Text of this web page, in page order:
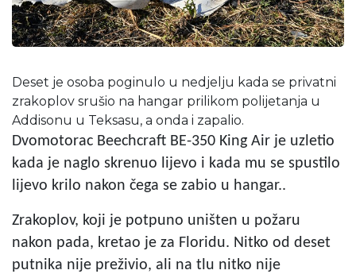
Deset je osoba poginulo u nedjelju kada se privatni
zrakoplov srušio na hangar prilikom polijetanja u
Addisonu u Teksasu, a onda i zapalio.
Dvomotorac Beechcraft BE-350 King Air je uzletio
kada je naglo skrenuo lijevo i kada mu se spustilo
lijevo krilo nakon čega se zabio u hangar..
Zrakoplov, koji je potpuno uništen u požaru
nakon pada, kretao je za Floridu. Nitko od deset
putnika nije preživio, ali na tlu nitko nije